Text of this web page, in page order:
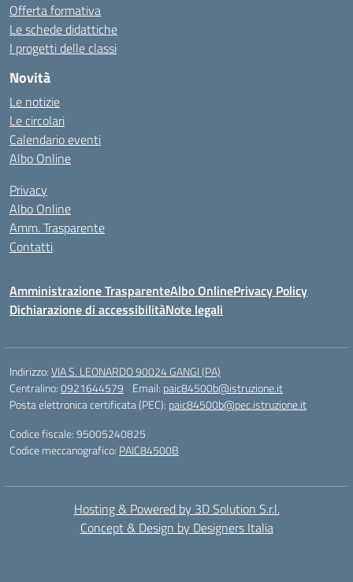
Offerta formativa
Le schede didattiche
I progetti delle classi
Novità
Le notizie
Le circolari
Calendario eventi
Albo Online
Privacy
Albo Online
Amm. Trasparente
Contatti
Amministrazione TrasparenteAlbo OnlinePrivacy Policy
Dichiarazione di accessibilitàNote legali
Indirizzo:VIA S. LEONARDO 90024 GANGI (PA)
Centralino:0921644579 Email: paic84500b@istruzione.it
Posta elettronica certificata (PEC): paic84500b@pec.istruzione.it
Codice fiscale: 95005240825
Codice meccanografico: PAIC84500B
Hosting & Powered by 3D Solution S.r.l.
Concept & Design by Designers Italia